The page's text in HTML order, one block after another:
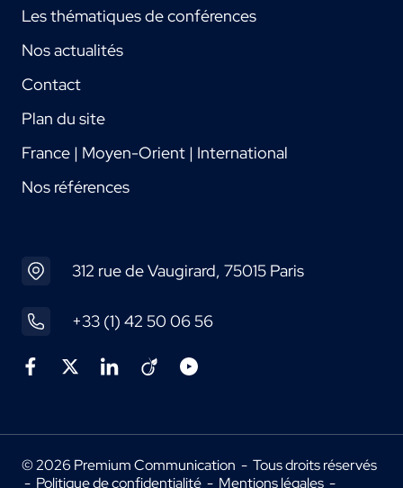
Les thématiques de conférences
Nos actualités
Contact
Plan du site
France | Moyen-Orient | International
Nos références
312 rue de Vaugirard, 75015 Paris
+33 (1) 42 50 06 56
© 2026 Premium Communication - Tous droits réservés
- Politique de confidentialité - Mentions légales -